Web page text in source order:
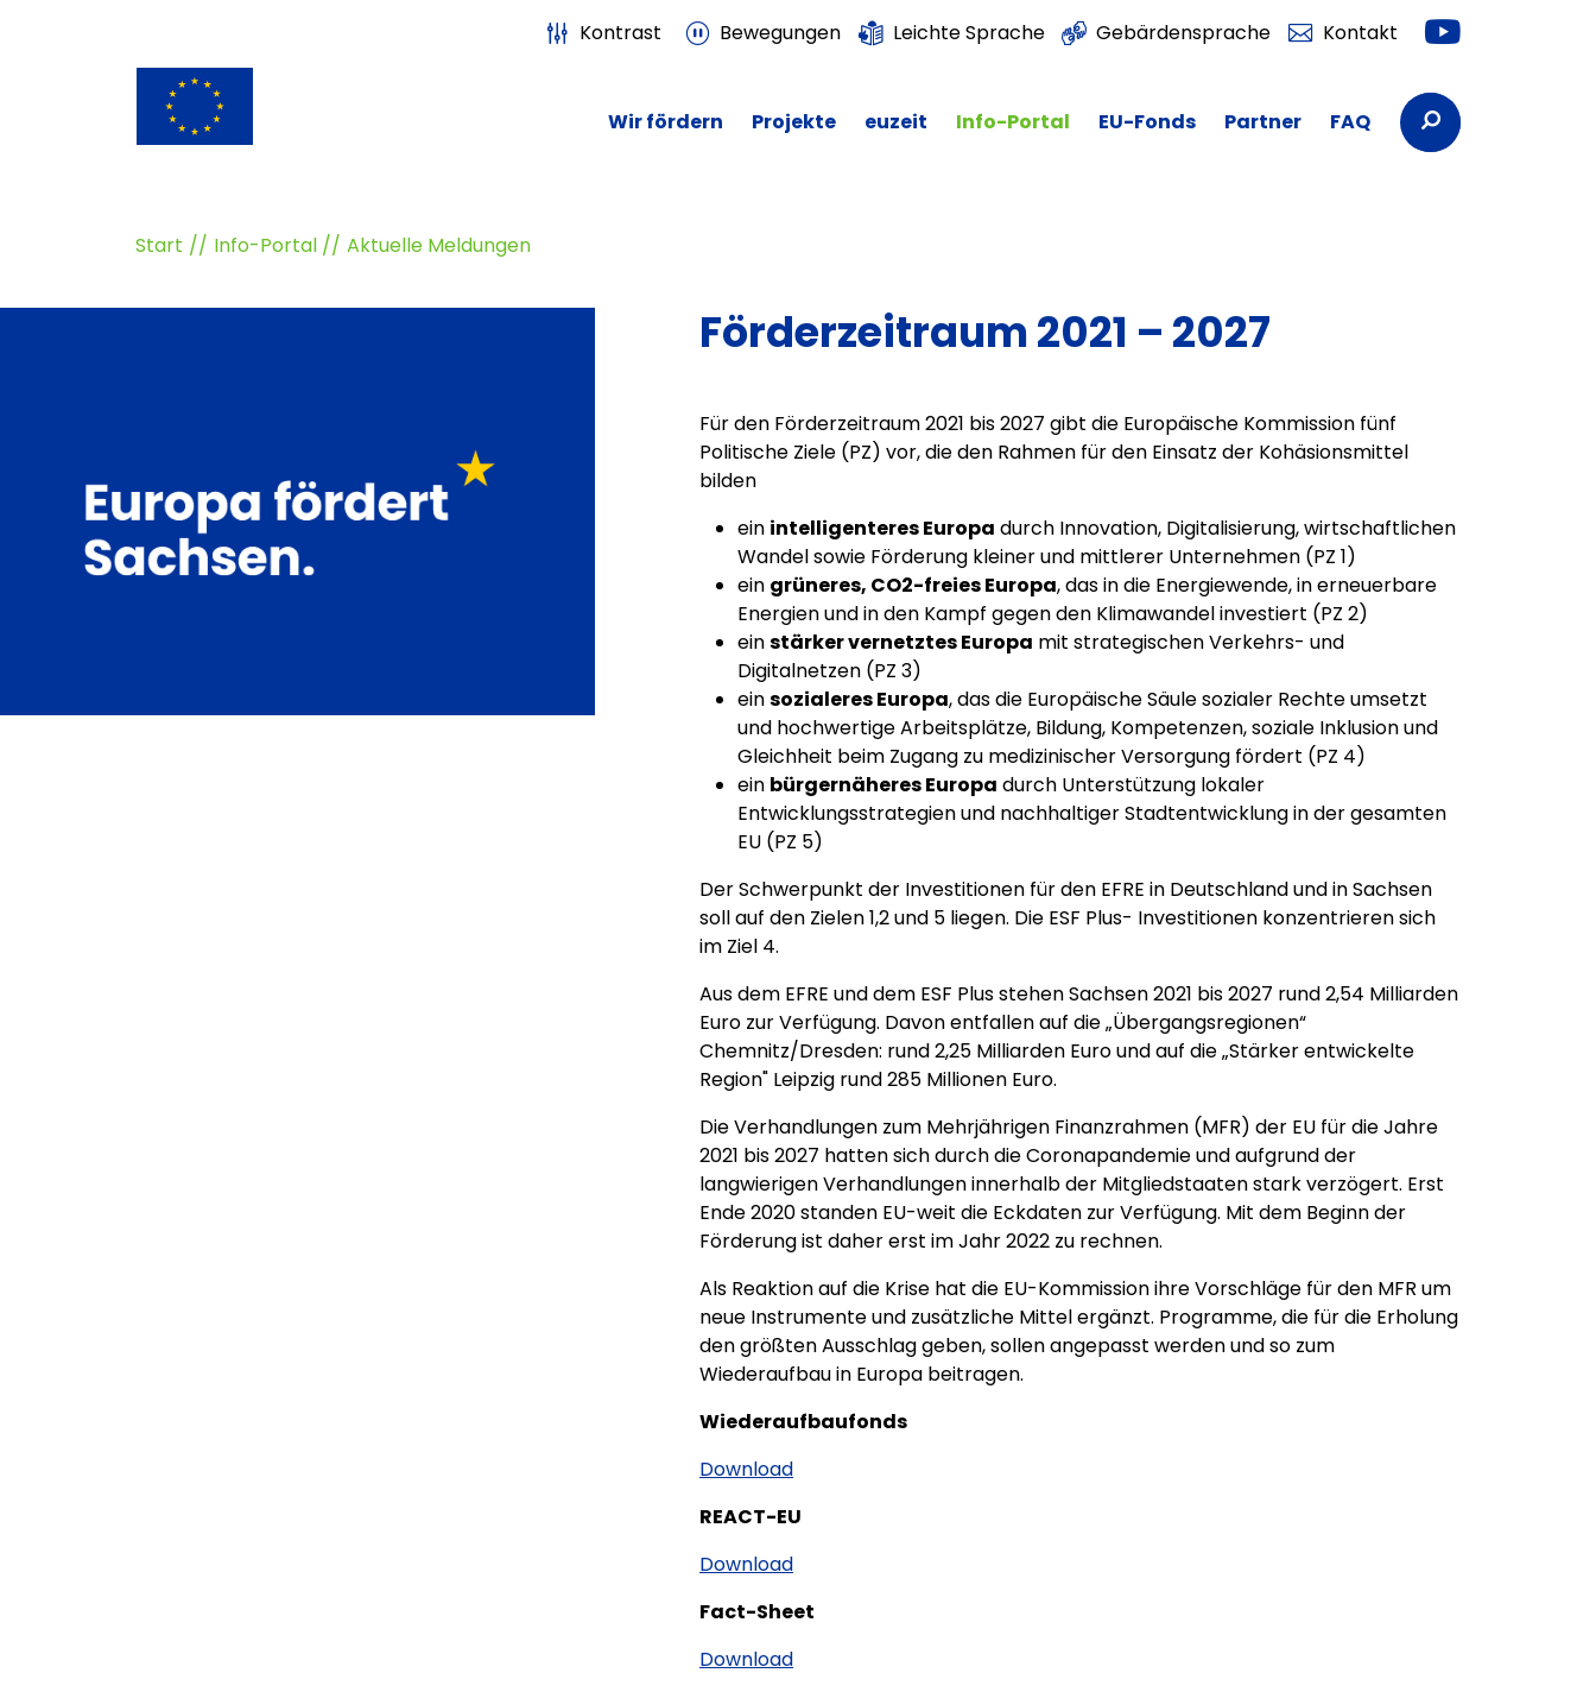
Kontrast Bewegungen Leichte Sprache Gebärdensprache Kontakt Youtube
Wir fördern Projekte euzeit Info-Portal EU-Fonds Partner FAQ Suchbegriffe
Start Info-Portal Aktuelle Meldungen
Förderzeitraum 2021 – 2027
Für den Förderzeitraum 2021 bis 2027 gibt die Europäische Kommission fünf
Politische Ziele (PZ) vor, die den Rahmen für den Einsatz der Kohäsionsmittel
bilden
ein intelligenteres Europa durch Innovation, Digitalisierung, wirtschaftlichen
Wandel sowie Förderung kleiner und mittlerer Unternehmen (PZ 1)
ein grüneres, CO2-freies Europa, das in die Energiewende, in erneuerbare
Energien und in den Kampf gegen den Klimawandel investiert (PZ 2)
einstärker vernetztes Europa mit strategischen Verkehrs- und
Digitalnetzen (PZ 3)
einsozialeres Europa, das die Europäische Säule sozialer Rechte umsetzt
und hochwertige Arbeitsplätze, Bildung, Kompetenzen, soziale Inklusion und
Gleichheit beim Zugang zu medizinischer Versorgung fördert (PZ 4)
ein bürgernäheres Europa durch Unterstützung lokaler
Entwicklungsstrategien und nachhaltiger Stadtentwicklung in der gesamten
EU (PZ 5)
Der Schwerpunkt der Investitionen für den EFRE in Deutschland und in Sachsen
soll auf den Zielen 1,2 und 5 liegen. Die ESF Plus- Investitionen konzentrieren sich
im Ziel 4.
Aus dem EFRE und dem ESF Plus stehen Sachsen 2021 bis 2027 rund 2,54 Milliarden
Euro zur Verfügung. Davon entfallen auf die „Übergangsregionen“
Chemnitz/Dresden: rund 2,25 Milliarden Euro und auf die „Stärker entwickelte
Region" Leipzig rund 285 Millionen Euro.
Die Verhandlungen zum Mehrjährigen Finanzrahmen (MFR) der EU für die Jahre
2021 bis 2027 hatten sich durch die Coronapandemie und aufgrund der
langwierigen Verhandlungen innerhalb der Mitgliedstaaten stark verzögert. Erst
Ende 2020 standen EU-weit die Eckdaten zur Verfügung. Mit dem Beginn der
Förderung ist daher erst im Jahr 2022 zu rechnen.
Als Reaktion auf die Krise hat die EU-Kommission ihre Vorschläge für den MFR um
neue Instrumente und zusätzliche Mittel ergänzt. Programme, die für die Erholung
den größten Ausschlag geben, sollen angepasst werden und so zum
Wiederaufbau in Europa beitragen.
Wiederaufbaufonds
Download
REACT-EU
Download
Fact-Sheet
Download